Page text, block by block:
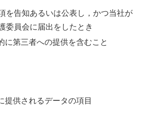
を告知あるいは公表し，かつ当社が
委員会に届出をしたとき
に第三者への提供を含むこと
提供されるデータの項目